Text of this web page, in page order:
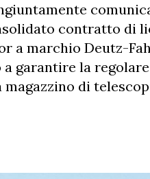
contratto di
a marchio Deutz-
garantire la
di